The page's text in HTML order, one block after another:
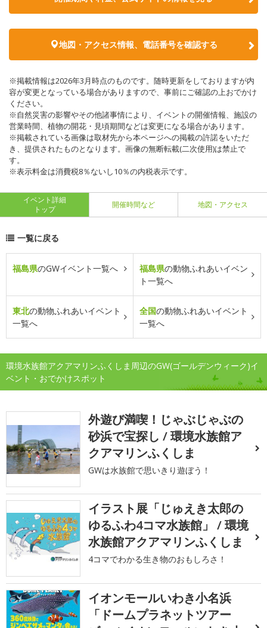
地図・アクセス情報、電話番号を確認する
※掲載情報は2026年3月時点のものです。随時更新をしておりますが内
容が変更となっている場合がありますので、事前にご確認の上おでかけ
ください。
※自然災害の影響やその他諸事情により、イベントの開催情報、施設の
営業時間、植物の開花・見頃期間などは変更になる場合があります。
※掲載されている画像は取材先から本ページへの掲載の許諾をいただ
き、提供されたものとなります。画像の無断転載(二次使用)は禁止で
す。
※表示料金は消費税8％ないし10％の内税表示です。
イベント詳細
トップ
開催時間など 地図・アクセス
一覧に戻る
福島県のGWイベント一覧へ 福島県の動物ふれあいイベン
ト一覧へ
東北の動物ふれあいイベント
一覧へ
全国の動物ふれあいイベント
一覧へ
環境水族館アクアマリンふくしま周辺のGW(ゴールデンウィーク)イ
ベント・おでかけスポット
外遊び満喫！じゃぶじゃぶの
砂浜で宝探し / 環境水族館ア
クアマリンふくしま
GWは水族館で思いきり遊ぼう！
イラスト展「じゅえき太郎の
ゆるふわ4コマ水族館」 / 環境
水族館アクアマリンふくしま
4コマでわかる生き物のおもしろさ！
イオンモールいわき小名浜
「ドームプラネットツアー